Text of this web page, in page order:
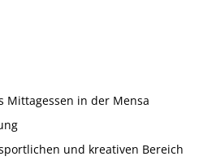
Mittagessen in der Mensa
und kreativen Bereich